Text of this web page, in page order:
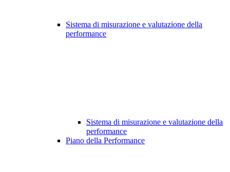
Sistema di misurazione e valutazione della
performance
Sistema di misurazione e valutazione della
performance
Piano della Performance